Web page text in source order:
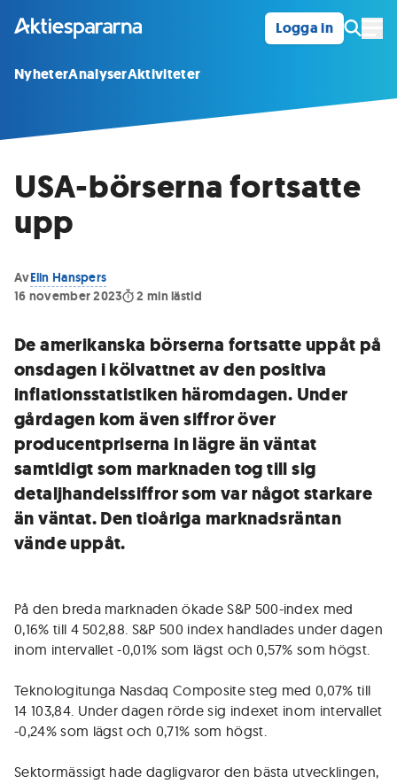
Logga in
NyheterAnalyserAktiviteter
USA-börserna fortsatte
upp
AvElin Hanspers
16 november 2023
2 min lästid
De amerikanska börserna fortsatte uppåt på
onsdagen i kölvattnet av den positiva
inflationsstatistiken häromdagen. Under
gårdagen kom även siffror över
producentpriserna in lägre än väntat
samtidigt som marknaden tog till sig
detaljhandelssiffror som var något starkare
än väntat. Den tioåriga marknadsräntan
vände uppåt.
På den breda marknaden ökade S&P 500-index med
0,16% till 4 502,88. S&P 500 index handlades under dagen
inom intervallet -0,01% som lägst och 0,57% som högst.
Teknologitunga Nasdaq Composite steg med 0,07% till
14 103,84. Under dagen rörde sig indexet inom intervallet
-0,24% som lägst och 0,71% som högst.
Sektormässigt hade dagligvaror den bästa utvecklingen,